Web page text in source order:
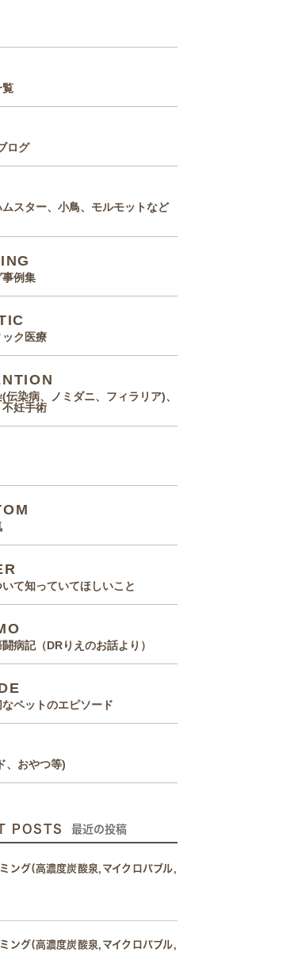
覧
ログ
スター、小鳥、モルモットなど
事例集
ク医療
伝染病、ノミダニ、フィラリア)、
妊手術
て知っていてほしいこと
病記（DRりえのお話より）
なペットのエピソード
、おやつ等)
POSTS 最近の投稿
ング(高濃度炭酸泉,マイクロバブル,
ング(高濃度炭酸泉,マイクロバブル,